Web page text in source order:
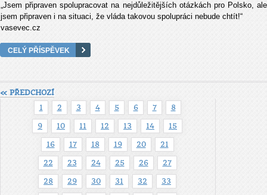
„Jsem připraven spolupracovat na nejdůležitějších otázkách pro Polsko, ale
jsem připraven i na situaci, že vláda takovou spolupráci nebude chtít!“
vasevec.cz
CELÝ PŘÍSPĚVEK
« PŘEDCHOZÍ
1
2 3 4 5 6 7 8
9 10 11 12 13 14 15
16 17 18 19 20 21
22 23 24 25 26 27
28 29 30 31 32 33